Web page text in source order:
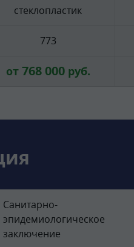
стеклопластик
773
от 768 000руб.
Санитарно-
эпидемиологическое
заключение